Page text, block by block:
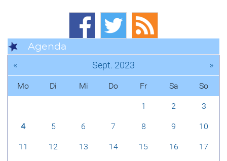
Agenda
« Sept. 2023 »
Mo Di Mi Do Fr Sa So
1 2 3
4 5 6 7 8 9 10
11 12 13 14 15 16 17